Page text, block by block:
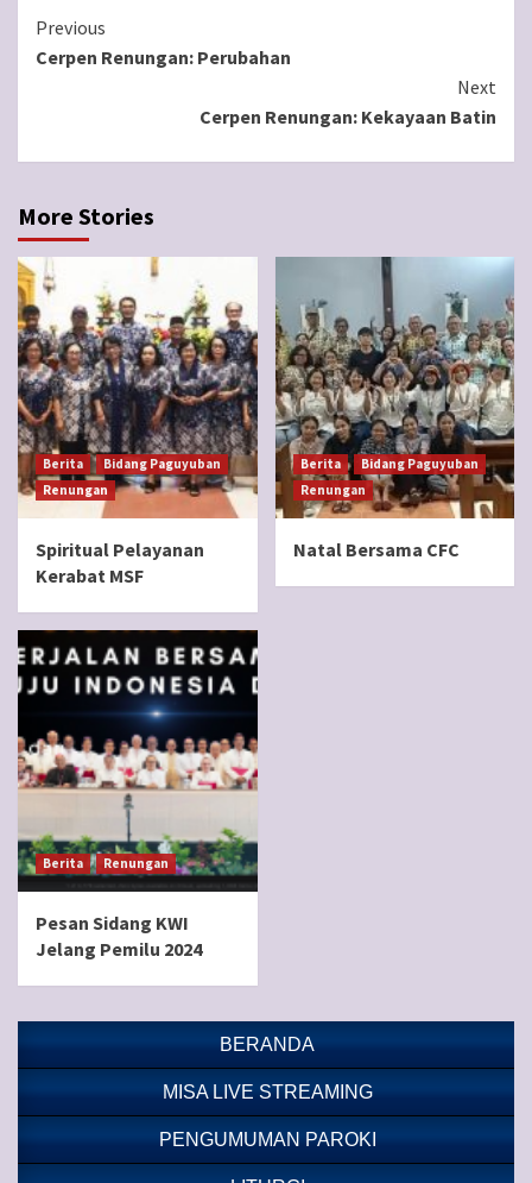
Continue
Reading
Previous
Cerpen Renungan: Perubahan
Next
Cerpen Renungan: Kekayaan Batin
More Stories
Berita
Bidang Paguyuban
Renungan
Spiritual Pelayanan
Kerabat MSF
Berita
Bidang Paguyuban
Renungan
Natal Bersama CFC
Berita Renungan
Pesan Sidang KWI
Jelang Pemilu 2024
BERANDA
MISA LIVE STREAMING
PENGUMUMAN PAROKI